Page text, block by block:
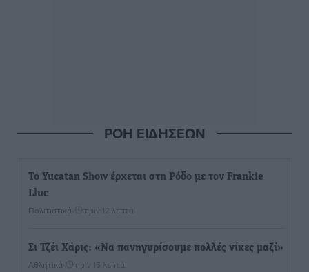
ΡΟΗ ΕΙΔΗΣΕΩΝ
Το Yucatan Show έρχεται στη Ρόδο με τον Frankie
Lluc
Πολιτιστικά πριν 12 λεπτά
Σι Τζέι Χάρις: «Να πανηγυρίσουμε πολλές νίκες μαζί»
Αθλητικά πριν 15 λεπτά